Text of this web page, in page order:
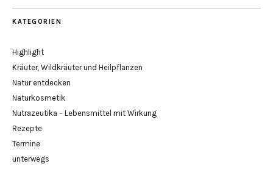
KATEGORIEN
Highlight
Kräuter, Wildkräuter und Heilpflanzen
Natur entdecken
Naturkosmetik
Nutrazeutika – Lebensmittel mit Wirkung
Rezepte
Termine
unterwegs